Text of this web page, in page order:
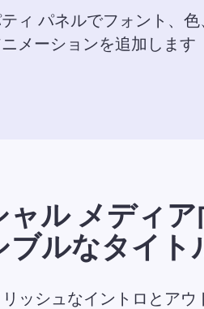
ィ パネルでフォント、
メーションを追加します
ャル メディ
ブルなタイト
ッシュなイントロとアウ